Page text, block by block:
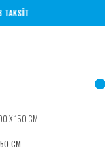
3 TAKSİT
X 150 CM